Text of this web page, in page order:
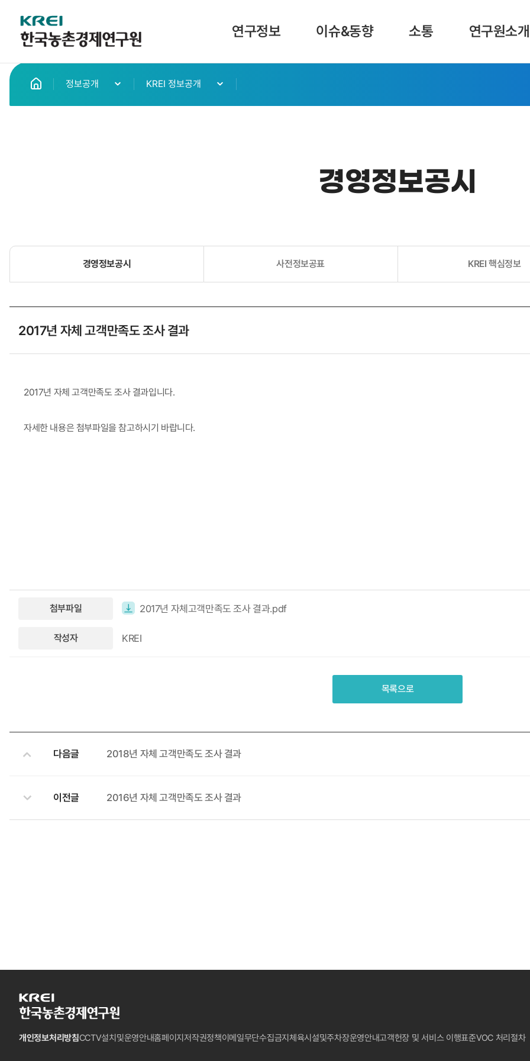
한
국
농
촌
로
고
연구정보 이슈&동향 소통 연구원소개
으
정보공개 KREI 정보공개
경영정보공시
경영정보공시 사전정보공표 KREI 핵심정보
2017년 자체 고객만족도 조사 결과
2017년 자체 고객만족도 조사 결과입니다.
자세한 내용은 첨부파일을 참고하시기 바랍니다.
첨부파일 2017년 자체고객만족도 조사 결과.pdf
작성자 KREI
목록으로
다음글 2018년 자체 고객만족도 조사 결과
이전글 2016년 자체 고객만족도 조사 결과
한
국
촌
개인정보처리방침CCTV설치및운영안내홈페이지저작권정책이메일무단수집금지 체육시설및주차장운영안내고객헌장 및 서비스 이행표준VOC 처리절차